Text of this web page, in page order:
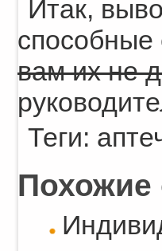
Итак,
способные
вам их не
Теги:
Похожие